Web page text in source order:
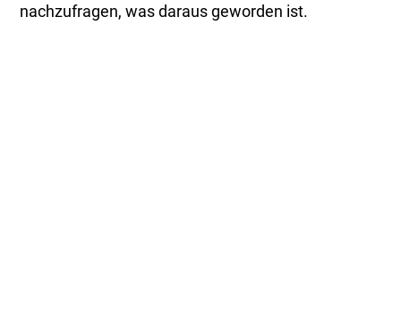
nachzufragen, was daraus geworden ist.